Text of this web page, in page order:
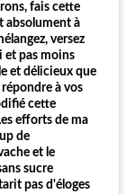
fais cette
absolument à
versez
et pas moins
et délicieux que
à vos
cette
efforts de ma
de
et le
sucre
pas d'éloges